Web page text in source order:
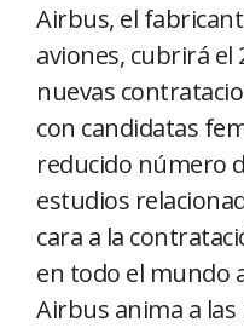
Airbus, el
aviones, cubrirá el
nuevas
con candidatas
reducido número
estudios
cara a la
en todo el mundo
Airbus anima a